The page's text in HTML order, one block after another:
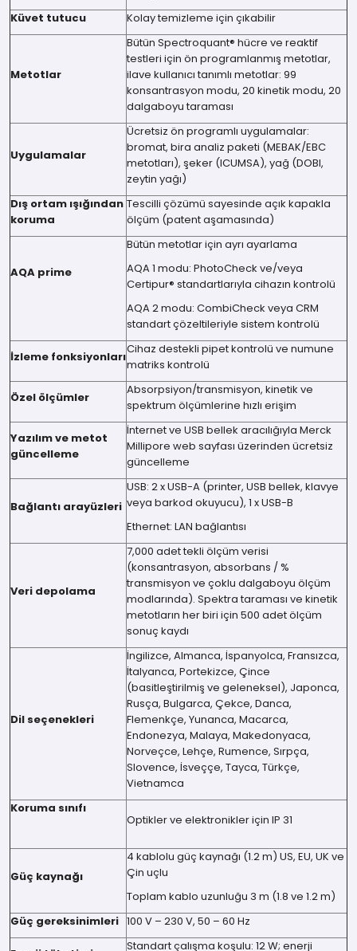
Küvet tutucu Kolay temizleme için çıkabilir
Metotlar
Bütün Spectroquant® hücre ve reaktif
testleri için ön programlanmış metotlar,
ilave kullanıcı tanımlı metotlar: 99
konsantrasyon modu, 20 kinetik modu, 20
dalgaboyu taraması
Uygulamalar
Ücretsiz ön programlı uygulamalar:
bromat, bira analiz paketi (MEBAK/EBC
metotları), şeker (ICUMSA), yağ (DOBI,
zeytin yağı)
Dış ortam ışığından
koruma
Tescilli çözümü sayesinde açık kapakla
ölçüm (patent aşamasında)
AQA prime
Bütün metotlar için ayrı ayarlama
AQA 1 modu: PhotoCheck ve/veya
Certipur® standartlarıyla cihazın kontrolü
AQA 2 modu: CombiCheck veya CRM
standart çözeltileriyle sistem kontrolü
İzleme fonksiyonları
Cihaz destekli pipet kontrolü ve numune
matriks kontrolü
Özel ölçümler
Absorpsiyon/transmisyon, kinetik ve
spektrum ölçümlerine hızlı erişim
Yazılım ve metot
güncelleme
İnternet ve USB bellek aracılığıyla Merck
Millipore web sayfası üzerinden ücretsiz
güncelleme
Bağlantı arayüzleri
USB: 2 x USB-A (printer, USB bellek, klavye
veya barkod okuyucu), 1 x USB-B
Ethernet: LAN bağlantısı
Veri depolama
7,000 adet tekli ölçüm verisi
(konsantrasyon, absorbans / %
transmisyon ve çoklu dalgaboyu ölçüm
modlarında). Spektra taraması ve kinetik
metotların her biri için 500 adet ölçüm
sonuç kaydı
Dil seçenekleri
İngilizce, Almanca, İspanyolca, Fransızca,
İtalyanca, Portekizce, Çince
(basitleştirilmiş ve geleneksel), Japonca,
Rusça, Bulgarca, Çekce, Danca,
Flemenkçe, Yunanca, Macarca,
Endonezya, Malaya, Makedonyaca,
Norveçce, Lehçe, Rumence, Sırpça,
Slovence, İsveççe, Tayca, Türkçe,
Vietnamca
Koruma sınıfı
Optikler ve elektronikler için IP 31
Güç kaynağı
4 kablolu güç kaynağı (1.2 m) US, EU, UK ve
Çin uçlu
Toplam kablo uzunluğu 3 m (1.8 ve 1.2 m)
Güç gereksinimleri 100 V – 230 V, 50 – 60 Hz
Standart çalışma koşulu: 12 W; enerji